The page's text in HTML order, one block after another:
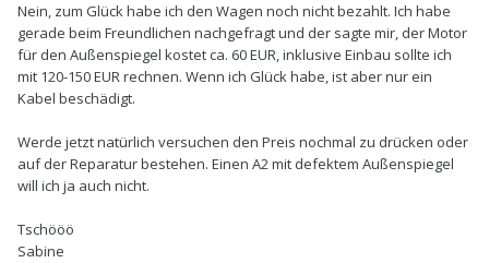
Nein, zum Glück habe ich den Wagen noch nicht bezahlt. Ich habe
gerade beim Freundlichen nachgefragt und der sagte mir, der Motor
für den Außenspiegel kostet ca. 60 EUR, inklusive Einbau sollte ich
mit 120-150 EUR rechnen. Wenn ich Glück habe, ist aber nur ein
Kabel beschädigt.
Werde jetzt natürlich versuchen den Preis nochmal zu drücken oder
auf der Reparatur bestehen. Einen A2 mit defektem Außenspiegel
will ich ja auch nicht.
Tschööö
Sabine